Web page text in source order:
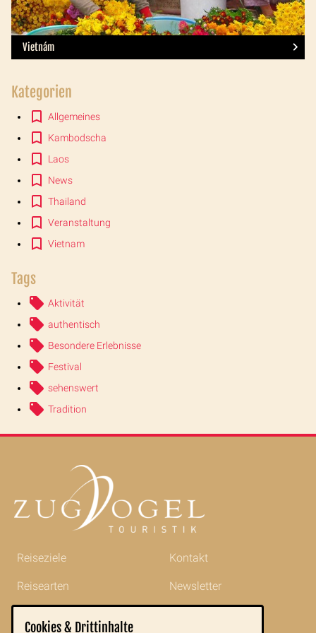
Vietnám
Kategorien
Allgemeines
Kambodscha
Laos
News
Thailand
Veranstaltung
Vietnam
Tags
Aktivität
authentisch
Besondere Erlebnisse
Festival
sehenswert
Tradition
Reiseziele
Reisearten
Kontakt
Newsletter
Cookies & Drittinhalte